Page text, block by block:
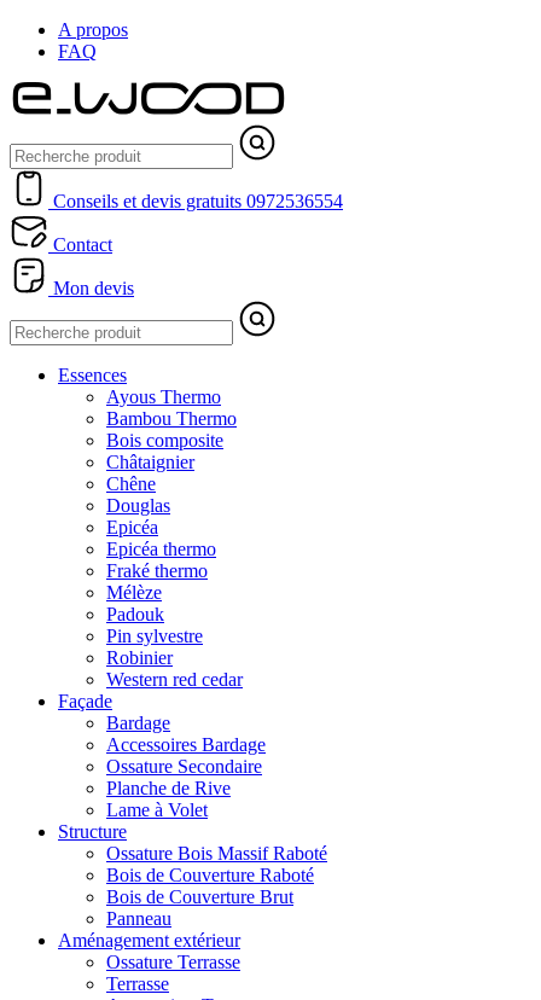
A propos
FAQ
Conseils et devis gratuits 0972536554
Contact
Mon devis
Essences
Ayous Thermo
Bambou Thermo
Bois composite
Châtaignier
Chêne
Douglas
Epicéa
Epicéa thermo
Fraké thermo
Mélèze
Padouk
Pin sylvestre
Robinier
Western red cedar
Façade
Bardage
Accessoires Bardage
Ossature Secondaire
Planche de Rive
Lame à Volet
Structure
Ossature Bois Massif Raboté
Bois de Couverture Raboté
Bois de Couverture Brut
Panneau
Aménagement extérieur
Ossature Terrasse
Terrasse